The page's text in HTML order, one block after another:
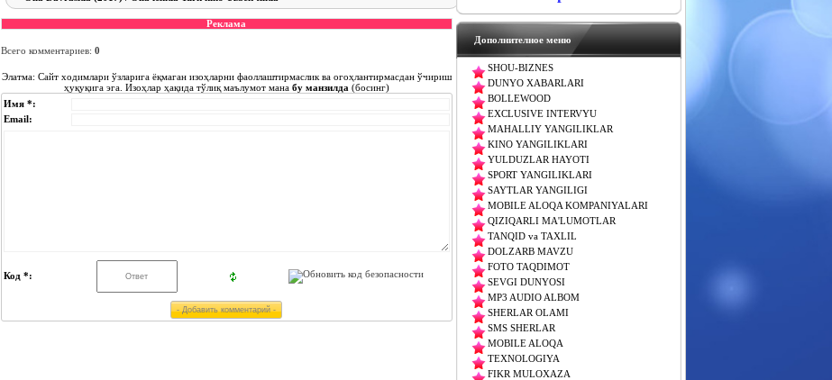
Реклама
Всего комментариев: 0
Элатма: Сайт ходимлари ўзларига ёқмаган изоҳларни фаоллаштирмаслик ва огоҳлантирмасдан ўчириш
ҳуқуқига эга. Изоҳлар ҳақида тўлиқ маълумот манабу манзилда (босинг)
Имя *:
Email:
Код *:
Дополнителное меню
SHOU-BIZNES
DUNYO XABARLARI
BOLLEWOOD
EXCLUSIVE INTERVYU
MAHALLIY YANGILIKLAR
KINO YANGILIKLARI
YULDUZLAR HAYOTI
SPORT YANGILIKLARI
SAYTLAR YANGILIGI
MOBILE ALOQA KOMPANIYALARI
QIZIQARLI MA'LUMOTLAR
TANQID va TAXLIL
DOLZARB MAVZU
FOTO TAQDIMOT
SEVGI DUNYOSI
MP3 AUDIO ALBOM
SHERLAR OLAMI
SMS SHERLAR
MOBILE ALOQA
TEXNOLOGIYA
FIKR MULOXAZA